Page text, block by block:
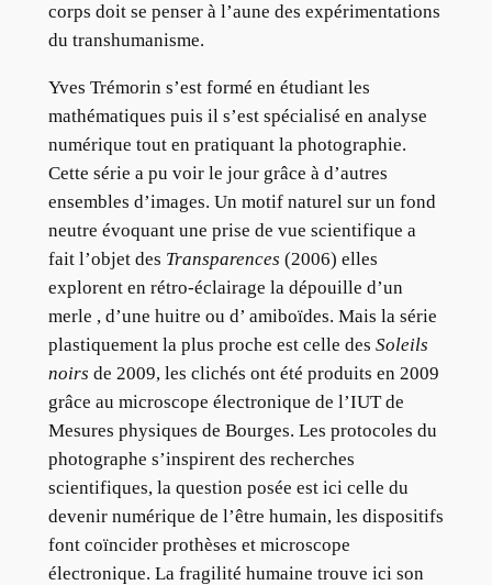
corps doit se penser à l’aune des expérimentations
du transhumanisme.
Yves Trémorin s’est formé en étudiant les
mathématiques puis il s’est spécialisé en analyse
numérique tout en pratiquant la photographie.
Cette série a pu voir le jour grâce à d’autres
ensembles d’images. Un motif naturel sur un fond
neutre évoquant une prise de vue scientifique a
fait l’objet des Transparences (2006) elles
explorent en rétro-éclairage la dépouille d’un
merle , d’une huitre ou d’ amiboïdes. Mais la série
plastiquement la plus proche est celle des Soleils
noirs de 2009, les clichés ont été produits en 2009
grâce au microscope électronique de l’IUT de
Mesures physiques de Bourges. Les protocoles du
photographe s’inspirent des recherches
scientifiques, la question posée est ici celle du
devenir numérique de l’être humain, les dispositifs
font coïncider prothèses et microscope
électronique. La fragilité humaine trouve ici son